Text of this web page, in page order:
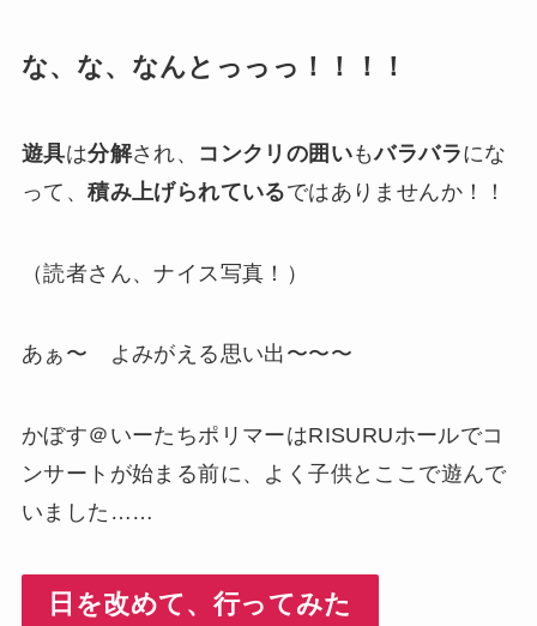
な、な、なんとっっっ！！！！
遊具は分解され、 コンクリの囲いもバラバラにな
って、積み上げられているではありませんか！！
（読者さん、ナイス写真！）
あぁ〜 よみがえる思い出〜〜〜
かぼす＠いーたちポリマーはRISURUホールでコ
ンサートが始まる前に、よく子供とここで遊んで
いました……
日を改めて、行ってみた